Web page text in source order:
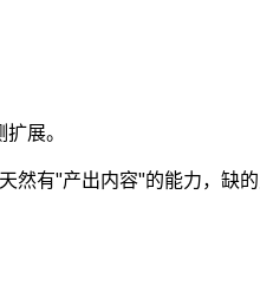
展。
然有"产出内容"的能力，